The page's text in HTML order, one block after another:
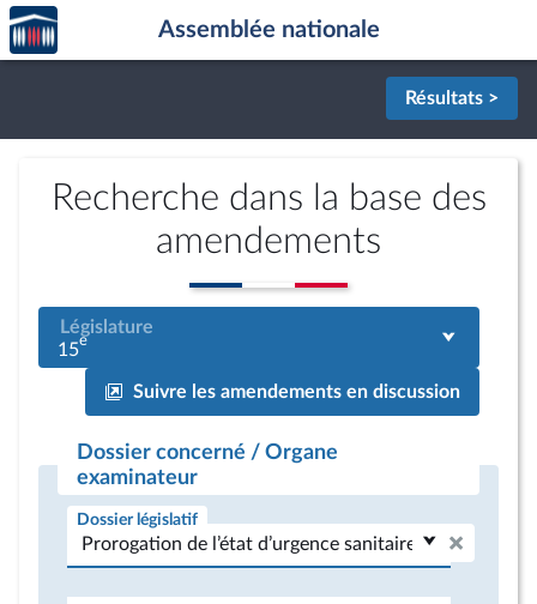
Aller au contenu
Aller en bas de la page
Accèder
à la
page
Assemblée nationale
Résultats >
Recherche dans la base des
amendements
Législature
15e
Suivre les amendements en discussion
Dossier concerné / Organe
examinateur
Dossier législatif